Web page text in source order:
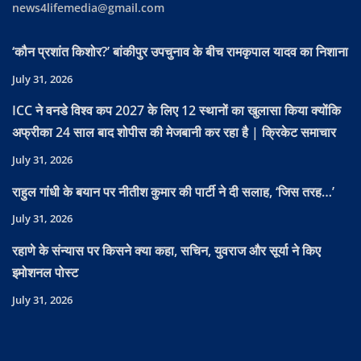
news4lifemedia@gmail.com
‘कौन प्रशांत किशोर?’ बांकीपुर उपचुनाव के बीच रामकृपाल यादव का निशाना
July 31, 2026
ICC ने वनडे विश्व कप 2027 के लिए 12 स्थानों का खुलासा किया क्योंकि
अफ्रीका 24 साल बाद शोपीस की मेजबानी कर रहा है | क्रिकेट समाचार
July 31, 2026
राहुल गांधी के बयान पर नीतीश कुमार की पार्टी ने दी सलाह, ‘जिस तरह…’
July 31, 2026
रहाणे के संन्यास पर किसने क्या कहा, सचिन, युवराज और सूर्या ने किए
इमोशनल पोस्ट
July 31, 2026